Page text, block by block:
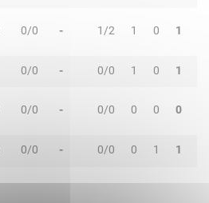
0/0 - 1/2 1 0 1
0/0 - 0/0 1 0 1
0/0 - 0/0 0 0 0
0/0 - 0/0 0 1 1